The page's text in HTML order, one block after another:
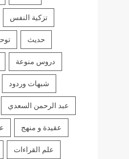
تزكية النفس
حديث
دروس منوعة
شبهات وردود
عبد الرحمن السعدي
عقيدة و منهج
علم القراءات